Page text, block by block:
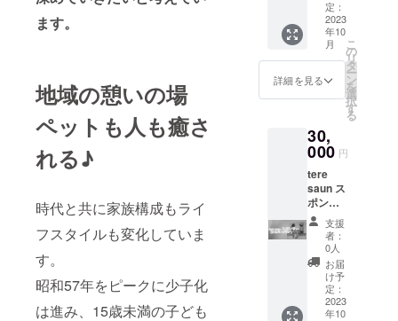
ます。
地域の憩いの場
ペットも人も癒さ
れる♪
時代と共に家族構成もライ
フスタイルも変化していま
す。
昭和57年をピークに少子化
は進み、15歳未満の子ども
ディン
グの支
援完了
画面を
ご提示
くださ
です。
※有効期
2023年
12月末
まで
ご
支援者
様限定
イタリ
アン
ディ
saunオ
リジナ
コケー
キ ・サ
ウナ利
用券に
ついて
ご予約
方法：
ご支援
者様は
tere
（平日
利用に
限る）※
通常8名
で
31000
円なの
円お得
・サウ
ナ利用
券につ
いて ご
予約方
法：ご
支援者
様は
tere
saunの
ご予約
ページ
に作
定：
2023
年10
月
詳細を見る
こ
の
リ
タ
ー
ン
を
選
択
す
る
30,
000 円
tere
saun ス
ポン
サー
（シル
バープ
ラン）
tere
saunの
HP（htt
ps://ter
支援
者：
0人
お届
け予
定：
2023
年10